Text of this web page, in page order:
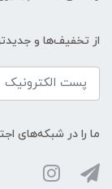
از تخفیف‌ها و
ما را در شبکه‌های